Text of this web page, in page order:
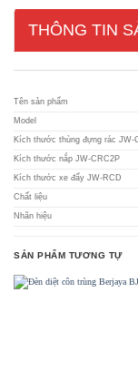
THÔNG TIN
Tên sản phẩm
Model
Kích thước thùng đựng rác JW-
Kích thước nắp JW-CRC2P
Kích thước xe đẩy JW-RCD
Chất liệu
Nhãn hiệu
SẢN PHẨM TƯƠNG TỰ